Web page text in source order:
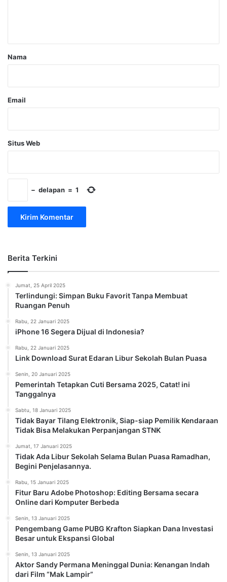
r
Nama
Email
Situs Web
− delapan = 1
Berita Terkini
Jumat, 25 April 2025
Terlindungi: Simpan Buku Favorit Tanpa Membuat
Ruangan Penuh
Rabu, 22 Januari 2025
iPhone 16 Segera Dijual di Indonesia?
Rabu, 22 Januari 2025
Link Download Surat Edaran Libur Sekolah Bulan Puasa
Senin, 20 Januari 2025
Pemerintah Tetapkan Cuti Bersama 2025, Catat! ini
Tanggalnya
Sabtu, 18 Januari 2025
Tidak Bayar Tilang Elektronik, Siap-siap Pemilik Kendaraan
Tidak Bisa Melakukan Perpanjangan STNK
Jumat, 17 Januari 2025
Tidak Ada Libur Sekolah Selama Bulan Puasa Ramadhan,
Begini Penjelasannya.
Rabu, 15 Januari 2025
Fitur Baru Adobe Photoshop: Editing Bersama secara
Online dari Komputer Berbeda
Senin, 13 Januari 2025
Pengembang Game PUBG Krafton Siapkan Dana Investasi
Besar untuk Ekspansi Global
Senin, 13 Januari 2025
Aktor Sandy Permana Meninggal Dunia: Kenangan Indah
dari Film “Mak Lampir”